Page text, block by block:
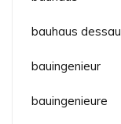
bauhaus dessau
bauingenieur
bauingenieure